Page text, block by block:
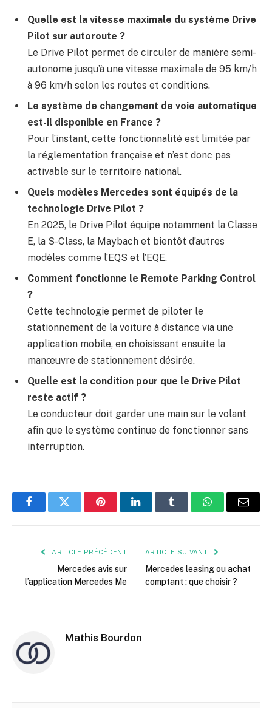
Quelle est la vitesse maximale du système Drive
Pilot sur autoroute ?
Le Drive Pilot permet de circuler de manière semi-
autonome jusqu’à une vitesse maximale de 95 km/h
à 96 km/h selon les routes et conditions.
Le système de changement de voie automatique
est-il disponible en France ?
Pour l’instant, cette fonctionnalité est limitée par
la réglementation française et n’est donc pas
activable sur le territoire national.
Quels modèles Mercedes sont équipés de la
technologie Drive Pilot ?
En 2025, le Drive Pilot équipe notamment la Classe
E, la S-Class, la Maybach et bientôt d’autres
modèles comme l’EQS et l’EQE.
Comment fonctionne le Remote Parking Control
?
Cette technologie permet de piloter le
stationnement de la voiture à distance via une
application mobile, en choisissant ensuite la
manœuvre de stationnement désirée.
Quelle est la condition pour que le Drive Pilot
reste actif ?
Le conducteur doit garder une main sur le volant
afin que le système continue de fonctionner sans
interruption.
FacebookTwitter PinterestLinkedInTumblr WhatsApp
E-
ARTICLE PRÉCÉDENT
Mercedes avis sur
l’application Mercedes Me
ARTICLE SUIVANT
Mercedes leasing ou achat
comptant : que choisir ?
Mathis Bourdon